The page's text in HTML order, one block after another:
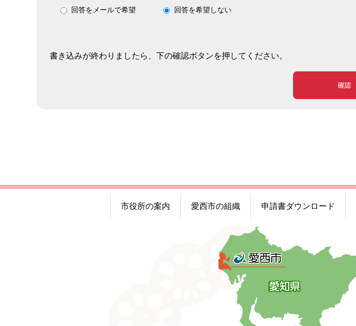
回答をメールで希望 回答を希望しない
書き込みが終わりましたら、下の確認ボタンを押してください。
確認
市役所の案内 愛西市の組織 申請書ダウンロード